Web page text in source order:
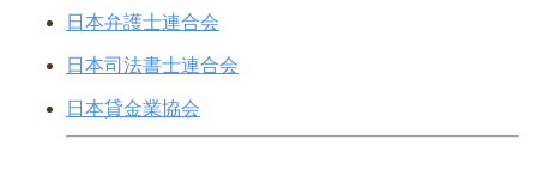
日本弁護士連合会
日本司法書士連合会
日本貸金業協会